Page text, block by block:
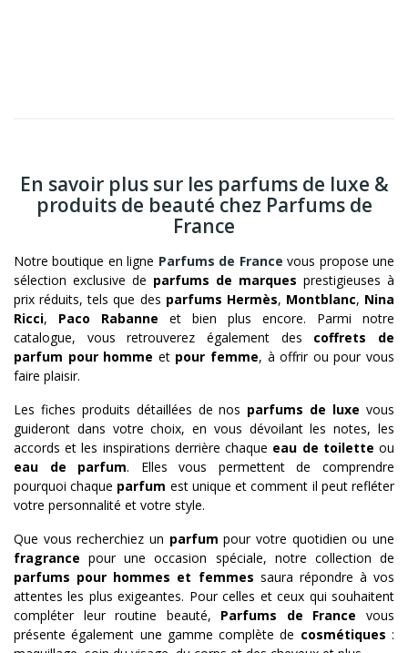
En savoir plus sur les parfums de luxe &
produits de beauté chez Parfums de
France
Notre boutique en ligne Parfums de France vous propose une
sélection exclusive de parfums de marques prestigieuses à
prix réduits, tels que des parfums Hermès, Montblanc, Nina
Ricci, Paco Rabanne et bien plus encore. Parmi notre
catalogue, vous retrouverez également des coffrets de
parfum pour homme et pour femme, à offrir ou pour vous
faire plaisir.
Les fiches produits détaillées de nos parfums de luxe vous
guideront dans votre choix, en vous dévoilant les notes, les
accords et les inspirations derrière chaque eau de toilette ou
eau de parfum. Elles vous permettent de comprendre
pourquoi chaque parfum est unique et comment il peut refléter
votre personnalité et votre style.
Que vous recherchiez un parfum pour votre quotidien ou une
fragrance pour une occasion spéciale, notre collection de
parfums pour hommes et femmes saura répondre à vos
attentes les plus exigeantes. Pour celles et ceux qui souhaitent
compléter leur routine beauté, Parfums de France vous
présente également une gamme complète de cosmétiques :